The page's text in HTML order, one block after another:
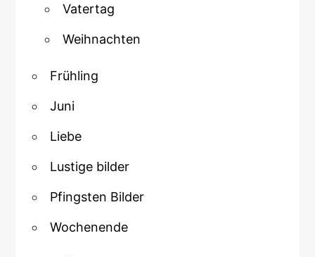
Vatertag
Weihnachten
Frühling
Juni
Liebe
Lustige bilder
Pfingsten Bilder
Wochenende